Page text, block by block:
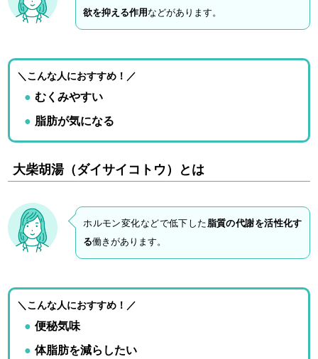
欲を抑える作用などがあります。
＼こんな人におすすめ！／
むくみやすい
脂肪が気になる
大柴胡湯（ダイサイコトウ）とは
ホルモン変化などで低下した 脂質の代謝を活性化す
る働きがあります。
＼こんな人におすすめ！／
便秘気味
体脂肪を減らしたい